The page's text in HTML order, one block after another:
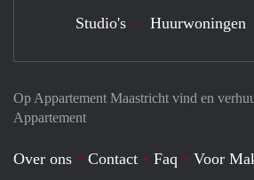
Op Appartement Maastricht vind en
Appartement
Over ons Contact Faq Voor
Studio's Huurwoningen